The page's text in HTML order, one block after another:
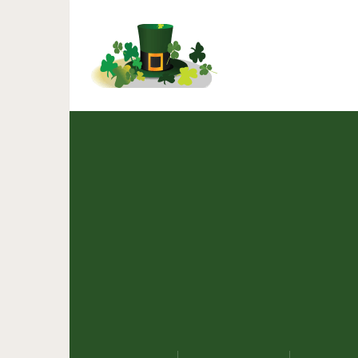
Удивительная судьба